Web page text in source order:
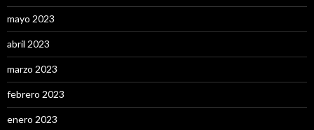
mayo 2023
abril 2023
marzo 2023
febrero 2023
enero 2023